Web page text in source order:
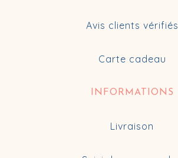
Avis clients vérifiés
Carte cadeau
INFORMATIONS
Livraison